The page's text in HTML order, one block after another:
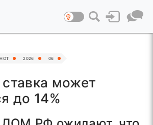
21
2026 06
может
до 14%